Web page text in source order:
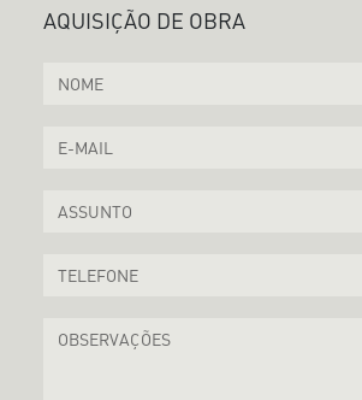
AQUISIÇÃO DE OBRA